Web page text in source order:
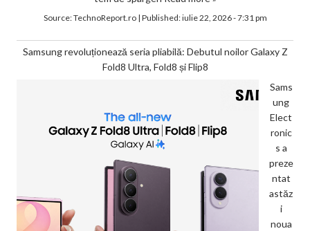
Source:TechnoReport.ro| Published:iulie 22, 2026 - 7:31 pm
Samsung revoluționează seria pliabilă: Debutul noilor Galaxy Z
Fold8 Ultra, Fold8 și Flip8
Sams
ung
Elect
ronic
s a
preze
ntat
astăz
i
noua